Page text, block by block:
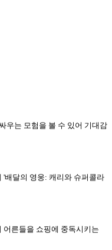
우는 모험을 볼 수 있어 기대감
'배달의 영웅: 캐리와 슈퍼콜라
어른들을 쇼핑에 중독시키는